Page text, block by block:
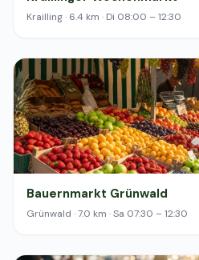
Krailling · 6.4 km · Di 08:00 – 12:30
Bauernmarkt Grünwald
Grünwald · 7.0 km · Sa 07:30 – 12:30